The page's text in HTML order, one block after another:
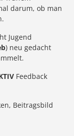
darum, ob man
Jugend
) neu gedacht
Feedback
Beitragsbild